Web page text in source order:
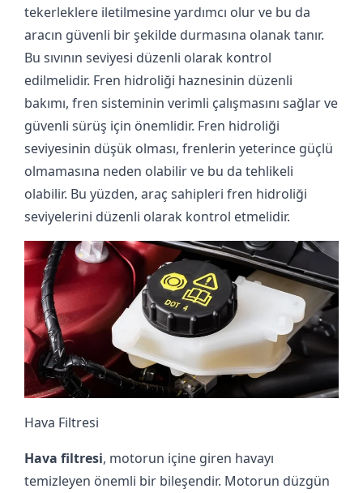
tekerleklere iletilmesine yardımcı olur ve bu da
aracın güvenli bir şekilde durmasına olanak tanır.
Bu sıvının seviyesi düzenli olarak kontrol
edilmelidir. Fren hidroliği haznesinin düzenli
bakımı, fren sisteminin verimli çalışmasını sağlar ve
güvenli sürüş için önemlidir. Fren hidroliği
seviyesinin düşük olması, frenlerin yeterince güçlü
olmamasına neden olabilir ve bu da tehlikeli
olabilir. Bu yüzden, araç sahipleri fren hidroliği
seviyelerini düzenli olarak kontrol etmelidir.
Hava Filtresi
Hava filtresi, motorun içine giren havayı
temizleyen önemli bir bileşendir. Motorun düzgün